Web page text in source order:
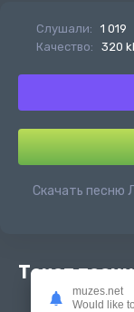
Слушали: 1 019
Качество:
320
Скачать песню
Текст песни
muzes.net
Would like